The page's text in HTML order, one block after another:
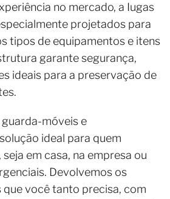
no mercado, a Iugas
projetados para
tipos de equipamentos e itens
garante segurança,
ideais para a preservação de
móveis e
ideal para quem
em casa, na empresa ou
Devolvemos os
você tanto precisa, com